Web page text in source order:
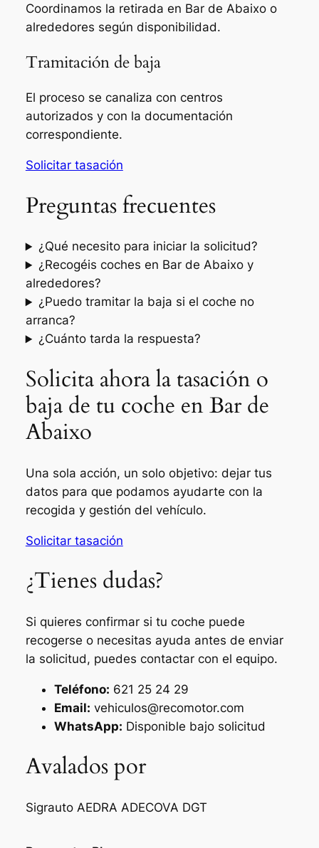
Coordinamos la retirada en Bar de Abaixo o
alrededores según disponibilidad.
Tramitación de baja
El proceso se canaliza con centros
autorizados y con la documentación
correspondiente.
Solicitar tasación
Preguntas frecuentes
¿Qué necesito para iniciar la solicitud?
¿Recogéis coches en Bar de Abaixo y
alrededores?
¿Puedo tramitar la baja si el coche no
arranca?
¿Cuánto tarda la respuesta?
Solicita ahora la tasación o
baja de tu coche en Bar de
Abaixo
Una sola acción, un solo objetivo: dejar tus
datos para que podamos ayudarte con la
recogida y gestión del vehículo.
Solicitar tasación
¿Tienes dudas?
Si quieres confirmar si tu coche puede
recogerse o necesitas ayuda antes de enviar
la solicitud, puedes contactar con el equipo.
Teléfono: 621 25 24 29
Email: vehiculos@recomotor.com
WhatsApp: Disponible bajo solicitud
Avalados por
Sigrauto AEDRA ADECOVA DGT